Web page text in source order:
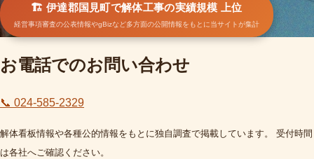
🏗️ 伊達郡国見町で解体工事の実績規模 上位
経営事項審査の公表情報やgBizなど多方面の公開情報をもとに当サイトが集計
お電話でのお問い合わせ
📞 024-585-2329
解体看板情報や各種公的情報をもとに独自調査で掲載しています。 受付時間
は各社へご確認ください。